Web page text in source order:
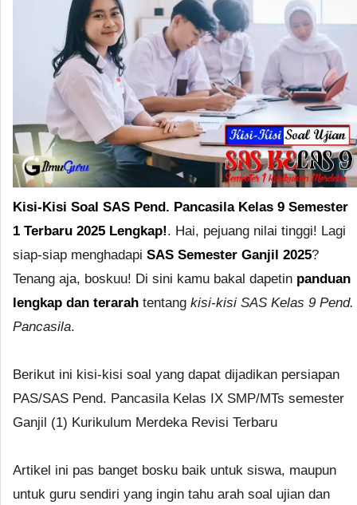
Kisi-Kisi Soal SAS Pend. Pancasila Kelas 9 Semester
1 Terbaru 2025 Lengkap!. Hai, pejuang nilai tinggi! Lagi
siap-siap menghadapi SAS Semester Ganjil 2025?
Tenang aja, boskuu! Di sini kamu bakal dapetin panduan
lengkap dan terarah tentang kisi-kisi SAS Kelas 9 Pend.
Pancasila.
Berikut ini kisi-kisi soal yang dapat dijadikan persiapan
PAS/SAS Pend. Pancasila Kelas IX SMP/MTs semester
Ganjil (1) Kurikulum Merdeka Revisi Terbaru
Artikel ini pas banget bosku baik untuk siswa, maupun
untuk guru sendiri yang ingin tahu arah soal ujian dan